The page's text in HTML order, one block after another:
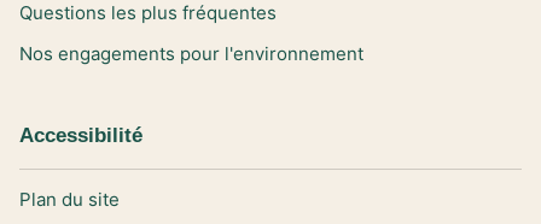
Questions les plus fréquentes
Nos engagements pour l'environnement
Accessibilité
Plan du site